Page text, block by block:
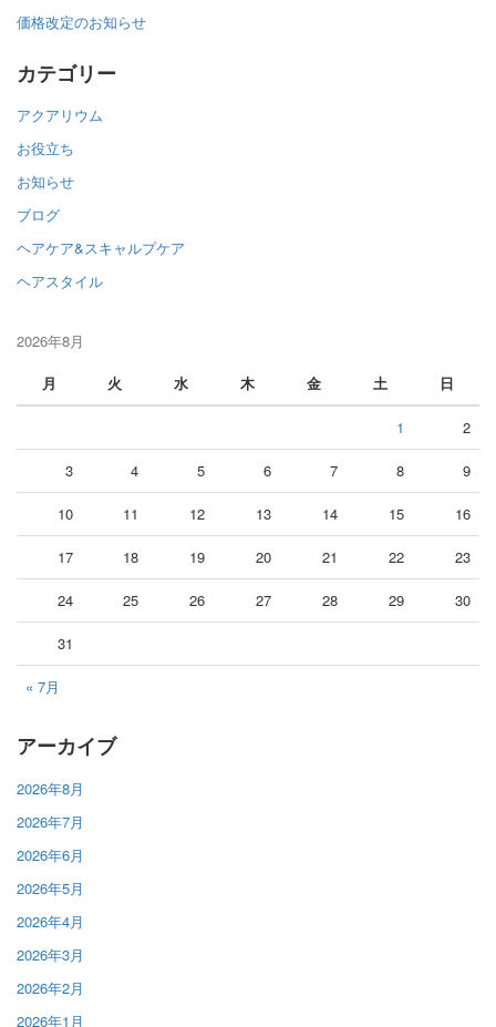
価格改定のお知らせ
カテゴリー
アクアリウム
お役立ち
お知らせ
ブログ
ヘアケア&スキャルプケア
ヘアスタイル
2026年8月
月
火 水 木 金 土 日
« 7月
1 2
3 4 5 6 7 8 9
10 11 12 13 14 15 16
17 18 19 20 21 22 23
24 25 26 27 28 29 30
31
アーカイブ
2026年8月
2026年7月
2026年6月
2026年5月
2026年4月
2026年3月
2026年2月
2026年1月